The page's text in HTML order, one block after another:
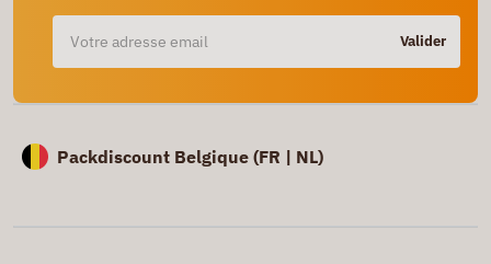
Valider
Packdiscount Belgique (FR | NL)